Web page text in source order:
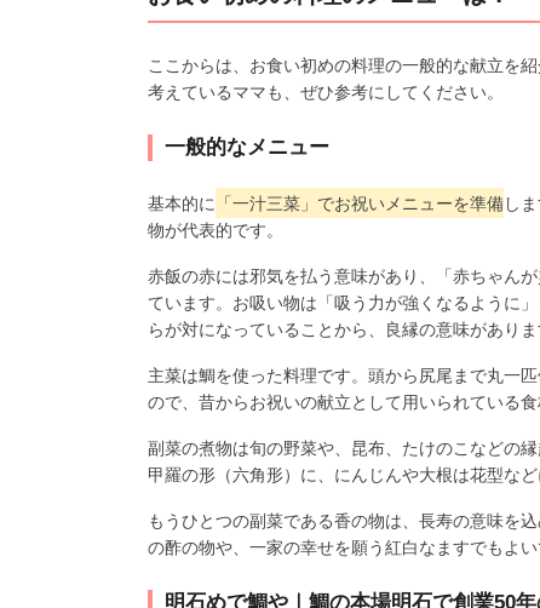
ここからは、お食い初めの料理の一般的な献立を
考えているママも、ぜひ参考にしてください。
一般的なメニュー
基本的に 「一汁三菜」でお祝いメニューを準備し
物が代表的です。
赤飯の赤には邪気を払う意味があり、「赤ちゃん
ています。お吸い物は「吸う力が強くなるように
らが対になっていることから、良縁の意味がありま
主菜は鯛を使った料理です。頭から尻尾まで丸一
ので、昔からお祝いの献立として用いられている食
副菜の煮物は旬の野菜や、昆布、たけのこなどの
甲羅の形（六角形）に、にんじんや大根は花型な
もうひとつの副菜である香の物は、長寿の意味を
の酢の物や、一家の幸せを願う紅白なますでもよい
明石めで鯛や｜鯛の本場明石で創業50